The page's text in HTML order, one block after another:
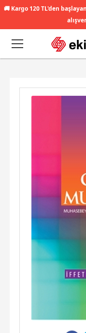
🚚 Kargo 120 TL'den